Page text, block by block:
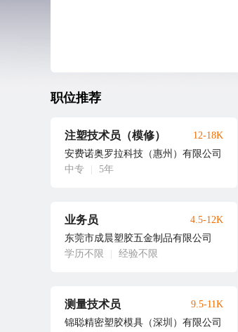
职位推荐
注塑技术员（模修）
安费诺奥罗拉科技（惠州）有限公司
中专
5年
12-18K
业务员
东莞市成晨塑胶五金制品有限公司
学历不限
经验不限
4.5-12K
测量技术员
锦聪精密塑胶模具（深圳）有限公司
9.5-11K